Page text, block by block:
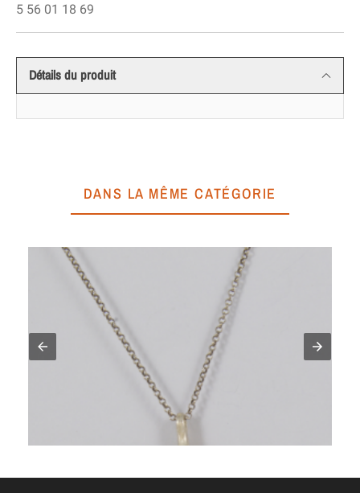
5 56 01 18 69
Détails du produit
DANS LA MÊME CATÉGORIE